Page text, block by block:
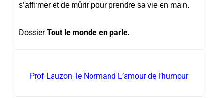
s’affirmer et de mûrir pour prendre sa vie en main.
DossierTout le monde en parle.
Prof Lauzon: le Normand L’amour de l’humour